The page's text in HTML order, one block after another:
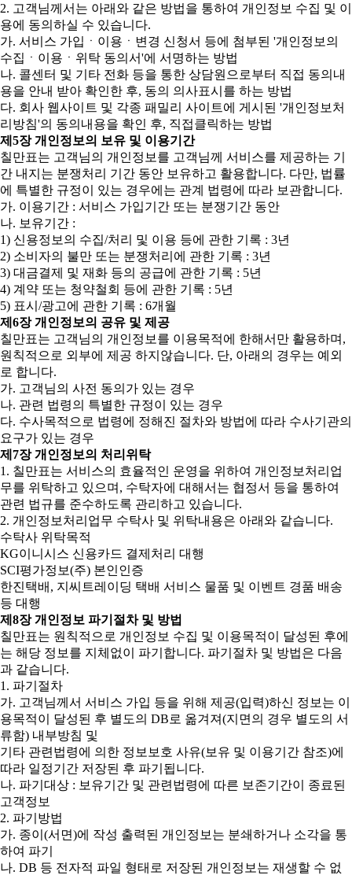
2. 고객님께서는 아래와 같은 방법을 통하여 개인정보 수집 및 이
용에 동의하실 수 있습니다.
가. 서비스 가입ㆍ이용ㆍ변경 신청서 등에 첨부된 '개인정보의
수집ㆍ이용ㆍ위탁 동의서'에 서명하는 방법
나. 콜센터 및 기타 전화 등을 통한 상담원으로부터 직접 동의내
용을 안내 받아 확인한 후, 동의 의사표시를 하는 방법
다. 회사 웹사이트 및 각종 패밀리 사이트에 게시된 '개인정보처
리방침'의 동의내용을 확인 후, 직접클릭하는 방법
제5장 개인정보의 보유 및 이용기간
칠만표는 고객님의 개인정보를 고객님께 서비스를 제공하는 기
간 내지는 분쟁처리 기간 동안 보유하고 활용합니다. 다만, 법률
에 특별한 규정이 있는 경우에는 관계 법령에 따라 보관합니다.
가. 이용기간 : 서비스 가입기간 또는 분쟁기간 동안
나. 보유기간 :
1) 신용정보의 수집/처리 및 이용 등에 관한 기록 : 3년
2) 소비자의 불만 또는 분쟁처리에 관한 기록 : 3년
3) 대금결제 및 재화 등의 공급에 관한 기록 : 5년
4) 계약 또는 청약철회 등에 관한 기록 : 5년
5) 표시/광고에 관한 기록 : 6개월
제6장 개인정보의 공유 및 제공
칠만표는 고객님의 개인정보를 이용목적에 한해서만 활용하며,
원칙적으로 외부에 제공 하지않습니다. 단, 아래의 경우는 예외
로 합니다.
가. 고객님의 사전 동의가 있는 경우
나. 관련 법령의 특별한 규정이 있는 경우
다. 수사목적으로 법령에 정해진 절차와 방법에 따라 수사기관의
요구가 있는 경우
제7장 개인정보의 처리위탁
1. 칠만표는 서비스의 효율적인 운영을 위하여 개인정보처리업
무를 위탁하고 있으며, 수탁자에 대해서는 협정서 등을 통하여
관련 법규를 준수하도록 관리하고 있습니다.
2. 개인정보처리업무 수탁사 및 위탁내용은 아래와 같습니다.
수탁사 위탁목적
KG이니시스 신용카드 결제처리 대행
SCI평가정보(주) 본인인증
한진택배, 지씨트레이딩 택배 서비스 물품 및 이벤트 경품 배송
등 대행
제8장 개인정보 파기절차 및 방법
칠만표는 원칙적으로 개인정보 수집 및 이용목적이 달성된 후에
는 해당 정보를 지체없이 파기합니다. 파기절차 및 방법은 다음
과 같습니다.
1. 파기절차
가. 고객님께서 서비스 가입 등을 위해 제공(입력)하신 정보는 이
용목적이 달성된 후 별도의 DB로 옮겨져(지면의 경우 별도의 서
류함) 내부방침 및
기타 관련법령에 의한 정보보호 사유(보유 및 이용기간 참조)에
따라 일정기간 저장된 후 파기됩니다.
나. 파기대상 : 보유기간 및 관련법령에 따른 보존기간이 종료된
고객정보
2. 파기방법
가. 종이(서면)에 작성 출력된 개인정보는 분쇄하거나 소각을 통
하여 파기
나. DB 등 전자적 파일 형태로 저장된 개인정보는 재생할 수 없